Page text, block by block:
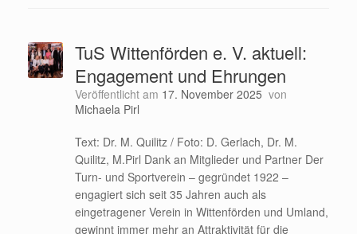
TuS Wittenförden e. V. aktuell:
Engagement und Ehrungen
Veröffentlicht am 17. November 2025 von
Michaela Pirl
Text: Dr. M. Quilitz / Foto: D. Gerlach, Dr. M.
Quilitz, M.Pirl Dank an Mitglieder und Partner Der
Turn- und Sportverein – gegründet 1922 –
engagiert sich seit 35 Jahren auch als
eingetragener Verein in Wittenförden und Umland,
gewinnt immer mehr an Attraktivität für die